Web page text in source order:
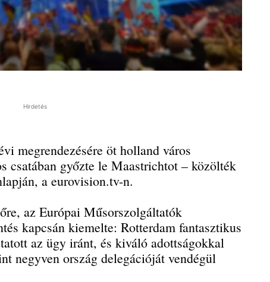
Hirdetés
megrendezésére öt holland város
csatában győzte le Maastrichtot – közölték
a eurovision.tv-n.
az Európai Műsorszolgáltatók
kapcsán kiemelte: Rotterdam fantasztikus
az ügy iránt, és kiváló adottságokkal
negyven ország delegációját vendégül